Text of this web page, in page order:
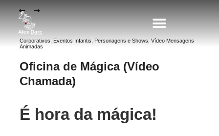
Corporativos, Eventos Infantis, Personagens e Shows, Vídeo Mensagens
Animadas
Oficina de Mágica (Vídeo
Chamada)
É hora da mágica!